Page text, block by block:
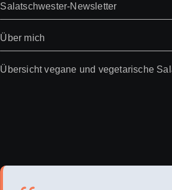
Salatschwester-Newsletter
Über mich
Übersicht vegane und vegetarische